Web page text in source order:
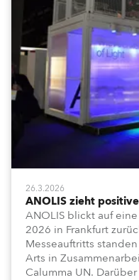
26.3.2026
ANOLIS zieht
ANOLIS blickt auf
2026 in Frankfurt
Messeauftritts
Arts in
Calumma UN.